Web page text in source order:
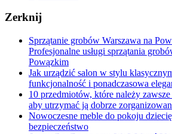
Zerknij
Sprzątanie grobów Warszawa na
Profesjonalne usługi sprzątania
Powązkim
Jak urządzić salon w stylu
funkcjonalność i ponadczasowa
10 przedmiotów, które należy
aby utrzymać ją dobrze
Nowoczesne meble do pokoju
bezpieczeństwo